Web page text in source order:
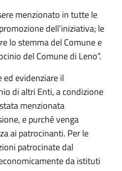
menzionato in tutte le
dell’iniziativa; le
lo stemma del Comune e
del Comune di Leno”.
ed evidenziare il
di altri Enti, a condizione
menzionata
e purché venga
ai patrocinanti. Per le
patrocinate dal
da istituti